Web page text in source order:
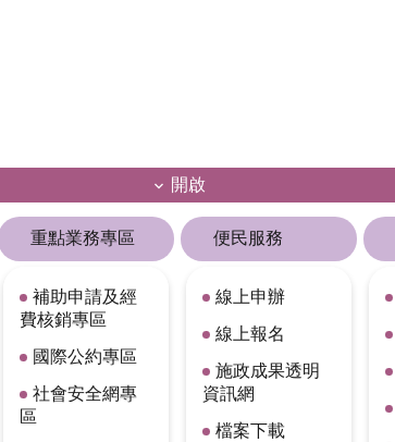
開啟
重點業務專區
補助申請及經
費核銷專區
國際公約專區
社會安全網專
區
便民服務
線上申辦
線上報名
施政成果透明
資訊網
檔案下載